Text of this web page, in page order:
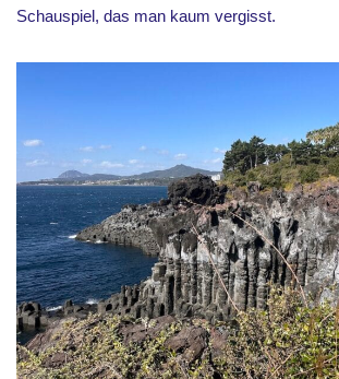
Schauspiel, das man kaum vergisst.